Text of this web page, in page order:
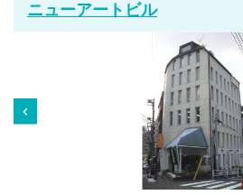
ニューアートビル